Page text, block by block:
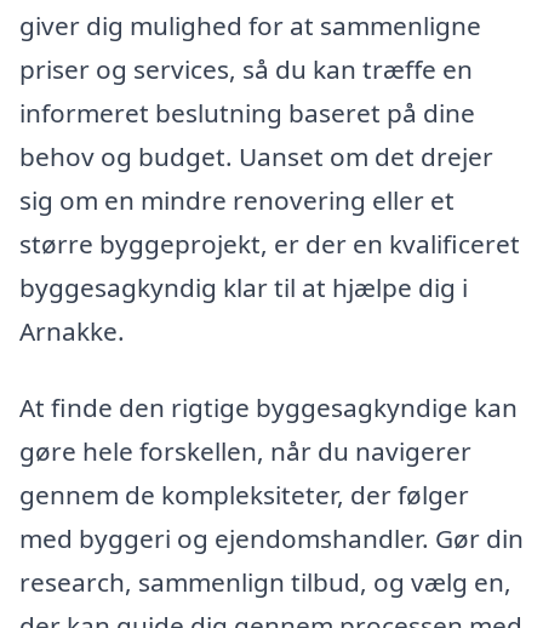
giver dig mulighed for at sammenligne
priser og services, så du kan træffe en
informeret beslutning baseret på dine
behov og budget. Uanset om det drejer
sig om en mindre renovering eller et
større byggeprojekt, er der en kvalificeret
byggesagkyndig klar til at hjælpe dig i
Arnakke.
At finde den rigtige byggesagkyndige kan
gøre hele forskellen, når du navigerer
gennem de kompleksiteter, der følger
med byggeri og ejendomshandler. Gør din
research, sammenlign tilbud, og vælg en,